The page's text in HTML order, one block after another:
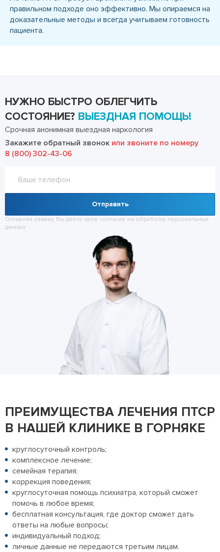
правильном подходе оно эффективно. Мы опираемся на
доказательные методы и всегда учитываем готовность
пациента.
НУЖНО БЫСТРО ОБЛЕГЧИТЬ
СОСТОЯНИЕ? ВЫЕЗДНАЯ ПОМОЩЬ!
Срочная анонимная выездная наркология
Закажите обратный звонок или звоните по номеру
8 (800) 302-43-06
Отправить
Оставляя заявку, Вы даёте своё согласие на обработку персональных
данных
ПРЕИМУЩЕСТВА ЛЕЧЕНИЯ ПТСР
В НАШЕЙ КЛИНИКЕ В ГОРНЯКЕ
круглосуточный контроль;
комплексное лечение;
семейная терапия;
коррекция поведения;
круглосуточная помощь психиатра, который сможет
помочь в любое время;
бесплатная консультация, где доктор сможет дать
ответы на любые вопросы;
индивидуальный подход;
личные данные не передаются третьим лицам.